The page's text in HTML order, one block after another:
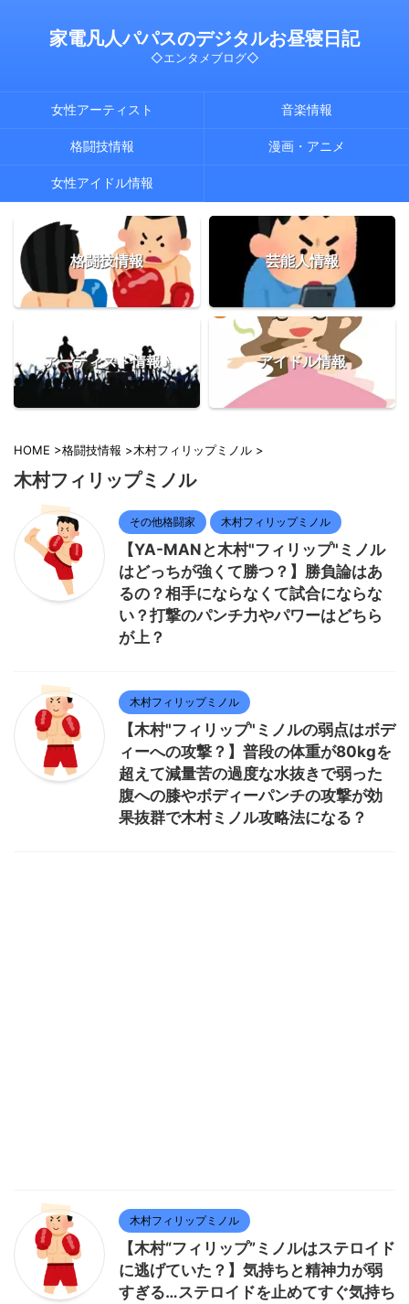
家電凡人パパスのデジタルお昼寝日記
◇エンタメブログ◇
女性アーティスト 音楽情報
格闘技情報 漫画・アニメ
女性アイドル情報
格闘技情報 芸能人情報
アーティスト情報♪ アイドル情報
HOME >格闘技情報 >木村フィリップミノル >
木村フィリップミノル
その他格闘家 木村フィリップミノル
【YA-MANと木村"フィリップ"ミノル
はどっちが強くて勝つ？】勝負論はあ
るの？相手にならなくて試合にならな
い？打撃のパンチ力やパワーはどちら
が上？
木村フィリップミノル
【木村"フィリップ"ミノルの弱点はボデ
ィーへの攻撃？】普段の体重が80kgを
超えて減量苦の過度な水抜きで弱った
腹への膝やボディーパンチの攻撃が効
果抜群で木村ミノル攻略法になる？
木村フィリップミノル
【木村“フィリップ”ミノルはステロイド
に逃げていた？】気持ちと精神力が弱
すぎる…ステロイドを止めてすぐ気持ち